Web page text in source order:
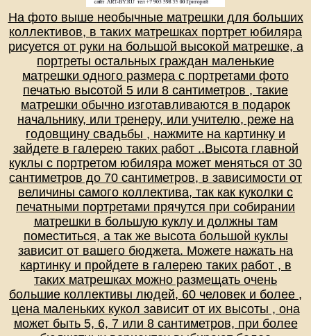
На фото выше необычные матрешки для больших
коллективов, в таких матрешках портрет юбиляра
рисуется от руки на большой высокой матрешке, а
портреты остальных граждан маленькие
матрешки одного размера с портретами фото
печатью высотой 5 или 8 сантиметров , такие
матрешки обычно изготавливаются в подарок
начальнику, или тренеру, или учителю, реже на
годовщину свадьбы , нажмите на картинку и
зайдете в галерею таких работ ..Высота главной
куклы с портретом юбиляра может меняться от 30
сантиметров до 70 сантиметров, в зависимости от
величины самого коллектива, так как куколки с
печатными портретами прячутся при собирании
матрешки в большую куклу и должны там
поместиться, а так же высота большой куклы
зависит от вашего бюджета. Можете нажать на
картинку и пройдете в галерею таких работ , в
таких матрешках можно размещать очень
большие коллективы людей, 60 человек и более ,
цена маленьких кукол зависит от их высоты , она
может быть 5, 6, 7 или 8 сантиметров, при более